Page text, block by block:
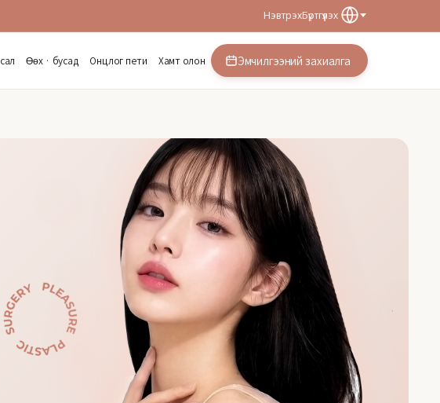
НэвтрэхБүртгүүлэх
Өөх · бусад Онцлог пети Хамт олон Эмчилгээний захиалга